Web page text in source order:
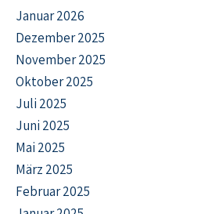
Januar 2026
Dezember 2025
November 2025
Oktober 2025
Juli 2025
Juni 2025
Mai 2025
März 2025
Februar 2025